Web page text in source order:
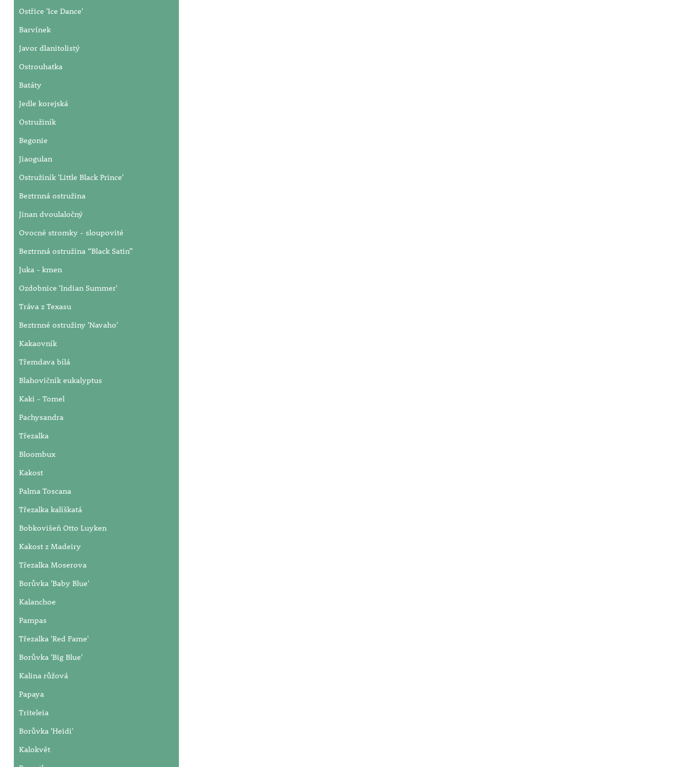
Ostřice 'Ice Dance'
Barvínek
Javor dlanitolistý
Ostrouhatka
Batáty
Jedle korejská
Ostružiník
Begonie
Jiaogulan
Ostružiník 'Little Black Prince'
Beztrnná ostružina
Jinan dvoulaločný
Ovocné stromky - sloupovité
Beztrnná ostružina “Black Satin”
Juka - kmen
Ozdobnice 'Indian Summer'
Tráva z Texasu
Beztrnné ostružiny 'Navaho'
Kakaovník
Třemdava bílá
Blahovičník eukalyptus
Kaki - Tomel
Pachysandra
Třezalka
Bloombux
Kakost
Palma Toscana
Třezalka kalíškatá
Bobkovišeň Otto Luyken
Kakost z Madeiry
Třezalka Moserova
Borůvka 'Baby Blue'
Kalanchoe
Pampas
Třezalka 'Red Fame'
Borůvka 'Big Blue'
Kalina růžová
Papaya
Triteleia
Borůvka 'Heidi'
Kalokvět